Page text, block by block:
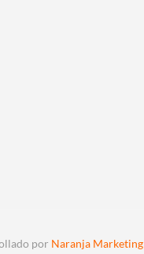
por Naranja Marketing